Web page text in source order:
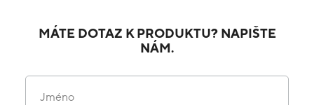
MÁTE DOTAZ K PRODUKTU? NAPIŠTE
NÁM.
Jméno